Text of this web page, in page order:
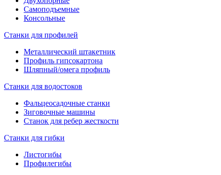
Самоподъемные
Консольные
Станки для профилей
Металлический штакетник
Профиль гипсокартона
Шляпный/омега профиль
Станки для водостоков
Фальцеосадочные станки
Зиговочные машины
Станок для ребер жесткости
Станки для гибки
Листогибы
Профилегибы